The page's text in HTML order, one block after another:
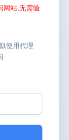
网站,无需验
使用代理